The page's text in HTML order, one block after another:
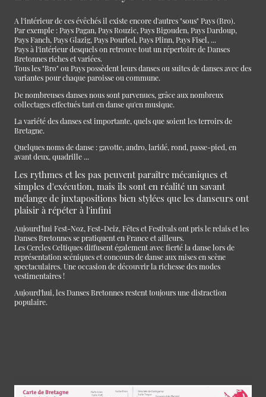
A l'intérieur de ces évêchés il existe encore d'autres "sous" Pays (Bro).
Par exemple : Pays Pagan, Pays Rouzic, Pays Bigouden, Pays Dardoup,
Pays Fanch, Pays Glazig, Pays Pourled, Pays Plinn, Pays Fisel, ...
Pays à l'intérieur desquels on retrouve tout un répertoire de Danses
Bretonnes riches et variées.
Tous les "Bro" ou Pays possèdent leurs danses ou suites de danses avec des
variantes pour chaque paroisse ou commune.
De nombreuses danses nous sont parvenues, grâce aux nombreux
collectages effectués tant en danse qu'en musique.
La variété des danses est importante, quels que soient les terroirs de
Bretagne.
Quelques noms de danse : gavotte, andro, laridé, rond, passe-pied, en
avant deux, quadrille ...
Les rythmes et les pas peuvent paraître mécaniques et
simples d'exécution, mais ils sont en réalité un savant
mélange de juxtapositions bien stylées que les danseurs ont
plaisir à répéter à l'infini
Aujourd'hui Fest-Noz, Fest-Deiz, Fêtes et Festivals ont pris le relais et les
Danses Bretonnes se pratiquent en France et ailleurs.
Les Cercles Celtiques diffusent également avec fierté la danse lors de
représentation scéniques et concours de danse aux mises en scène
spectaculaires. Une occasion de découvrir la richesse des modes
vestimentaires !
Aujourd'hui, les Danses Bretonnes restent toujours une distraction
populaire.